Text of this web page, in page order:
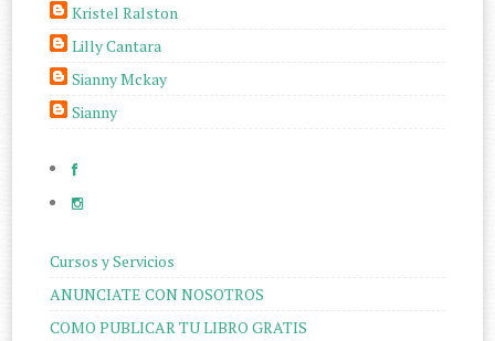
Kristel Ralston
Lilly Cantara
Sianny Mckay
Sianny
Cursos y Servicios
ANUNCIATE CON NOSOTROS
COMO PUBLICAR TU LIBRO GRATIS